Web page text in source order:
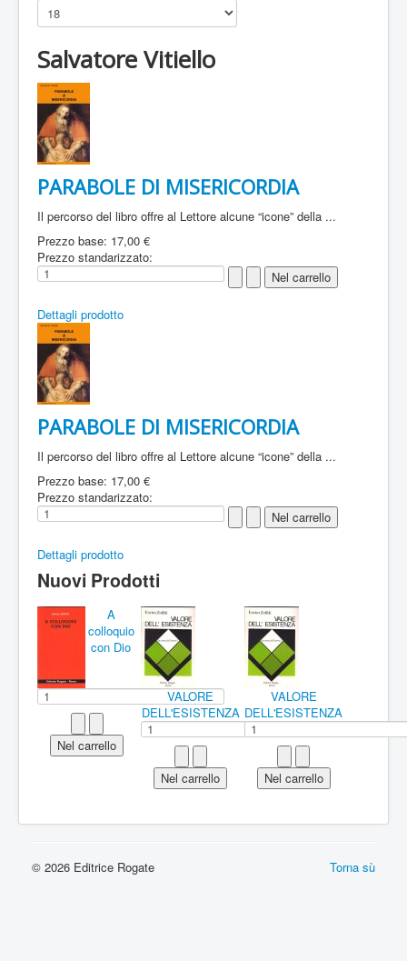
Salvatore Vitiello
PARABOLE DI MISERICORDIA
Il percorso del libro offre al Lettore alcune “icone” della ...
Prezzo base: 17,00 €
Prezzo standarizzato:
Dettagli prodotto
PARABOLE DI MISERICORDIA
Il percorso del libro offre al Lettore alcune “icone” della ...
Prezzo base: 17,00 €
Prezzo standarizzato:
Dettagli prodotto
Nuovi Prodotti
A
colloquio
con Dio
VALORE
DELL'ESISTENZA
VALORE
DELL'ESISTENZA
Torna sù
© 2026 Editrice Rogate